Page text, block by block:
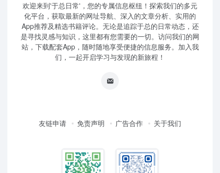
欢迎来到'于总日常'，您的专属信息枢纽！探索我们的多元
化平台，获取最新的网址导航、深入的文章分析、实用的
App推荐及精选书籍评论。无论是追踪于总的日常动态，还
是寻找灵感与知识，这里都有您需要的一切。访问我们的网
站，下载配套App，随时随地享受便捷的信息服务。加入我
们，一起开启学习与发现的新旅程！
友链申请 免责声明 广告合作 关于我们